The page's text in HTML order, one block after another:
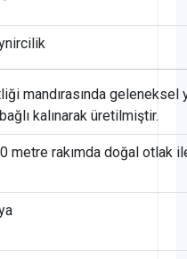
mandırasında geleneksel
kalınarak üretilmiştir.
metre rakımda doğal otlak